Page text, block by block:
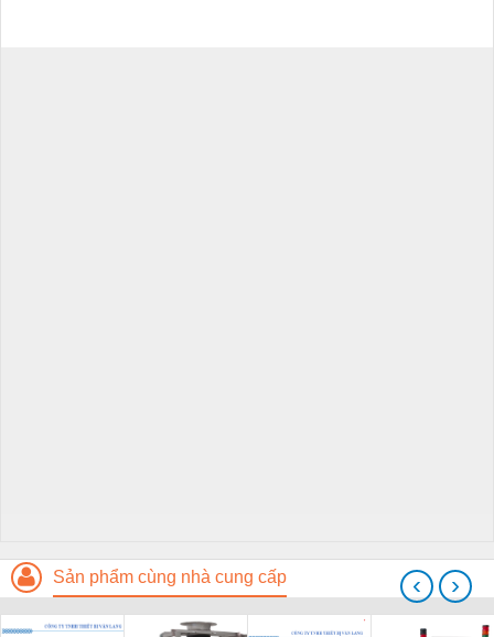
Sản phẩm cùng nhà cung cấp ‹ ›